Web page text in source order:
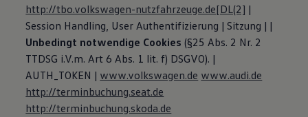
http://tbo.volkswagen-nutzfahrzeuge.de[DL(2] |
Session Handling, User Authentifizierung | Sitzung | |
Unbedingt notwendige Cookies (§25 Abs. 2 Nr. 2
TTDSG i.V.m. Art 6 Abs. 1 lit. f) DSGVO). |
AUTH_TOKEN | www.volkswagen.de www.audi.de
http://terminbuchung.seat.de
http://terminbuchung.skoda.de